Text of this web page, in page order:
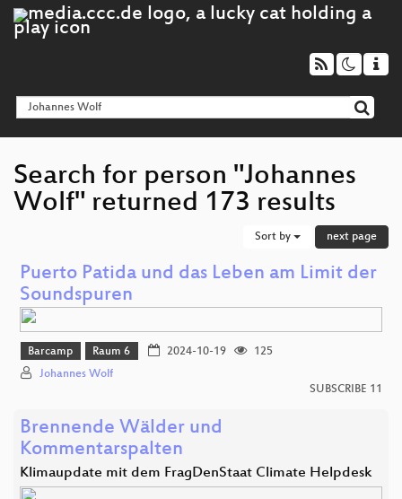
Search for person "Johannes
Wolf" returned 173 results
Sort by next page
Puerto Patida und das Leben am Limit der
Soundspuren
Barcamp Raum 6 2024-10-19
125
Johannes Wolf
SUBSCRIBE 11
Brennende Wälder und
Kommentarspalten
Klimaupdate mit dem FragDenStaat Climate Helpdesk